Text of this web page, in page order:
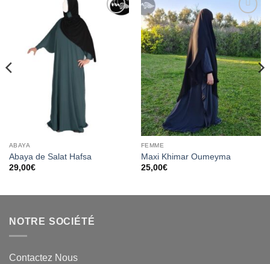
ABAYA
Abaya de Salat Hafsa
29,00€
Ajouter
à la liste
d’envies
FEMME
Maxi Khimar Oumeyma
25,00€
NOTRE SOCIÉTÉ
Contactez Nous